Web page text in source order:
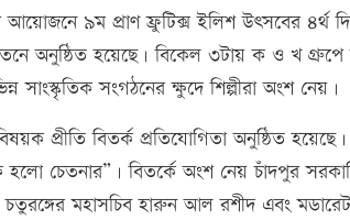
আয়োজনে ৯ম প্রাণ ফ্রুটিক্স ইলিশ উৎসবের ৪র্থ
অনুষ্ঠিত হয়েছে। বিকেল ৩টায় ক ও খ
সাংস্কৃতিক সংগঠনের ক্ষুদে শিল্পীরা অংশ নেয়।
প্রীতি বিতর্ক প্রতিযোগিতা অনুষ্ঠিত
হলো চেতনার”। বিতর্কে অংশ নেয় চাঁদপুর
চতুরঙ্গের মহাসচিব হারুন আল রশীদ এবং